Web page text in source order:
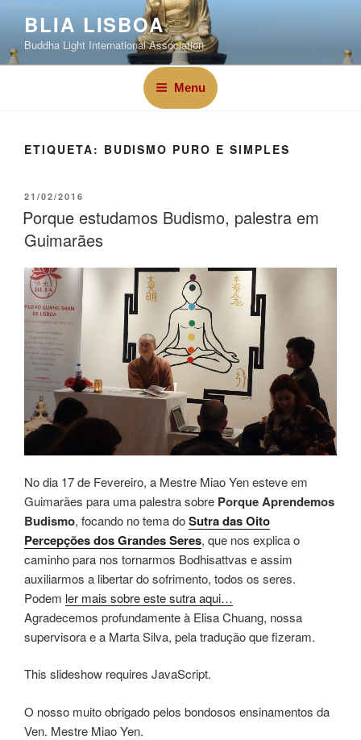
BLIA LISBOA
Buddha Light International Association
Menu
ETIQUETA: BUDISMO PURO E SIMPLES
21/02/2016
Porque estudamos Budismo, palestra em
Guimarães
No dia 17 de Fevereiro, a Mestre Miao Yen esteve em
Guimarães para uma palestra sobre Porque Aprendemos
Budismo, focando no tema doSutra das Oito
Percepções dos Grandes Seres, que nos explica o
caminho para nos tornarmos Bodhisattvas e assim
auxiliarmos a libertar do sofrimento, todos os seres.
Podem ler mais sobre este sutra aqui…
Agradecemos profundamente à Elisa Chuang, nossa
supervisora e a Marta Silva, pela tradução que fizeram.
This slideshow requires JavaScript.
O nosso muito obrigado pelos bondosos ensinamentos da
Ven. Mestre Miao Yen.